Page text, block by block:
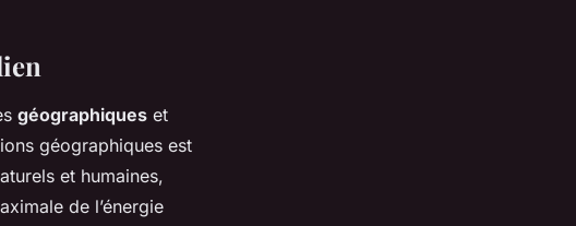
géographiques et
géographiques est
et humaines,
de l’énergie